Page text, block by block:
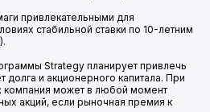
привлекательными для
стабильной ставки по 10-летним
Strategy планирует привлечь
и акционерного капитала. При
компания может в любой момент
акций, если рыночная премия к